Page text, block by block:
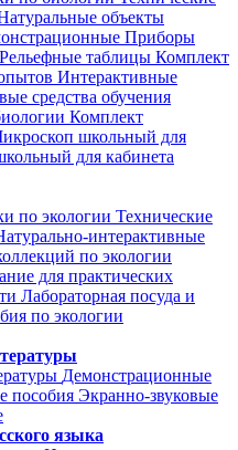
объекты
Приборы
Рельефные таблицы Комплект
Интерактивные
средства обучения
Комплект
школьный для
для кабинета
по экологии Технические
интерактивные
по экологии
для практических
Лабораторная посуда и
по экологии
Демонстрационные
пособия Экранно-звуковые
языка